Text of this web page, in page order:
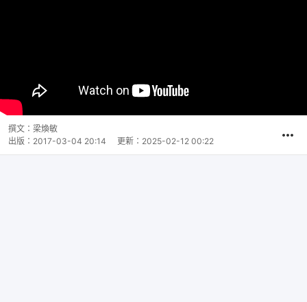
撰文： 梁煥敏
出版： 2017-03-04 20:14 更新： 2025-02-12 00:22